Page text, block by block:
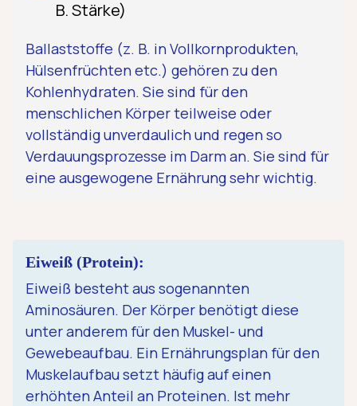
B. Stärke)
Ballaststoffe (z. B. in Vollkornprodukten,
Hülsenfrüchten etc.) gehören zu den
Kohlenhydraten. Sie sind für den
menschlichen Körper teilweise oder
vollständig unverdaulich und regen so
Verdauungsprozesse im Darm an. Sie sind für
eine ausgewogene Ernährung sehr wichtig.
Eiweiß (Protein):
Eiweiß besteht aus sogenannten
Aminosäuren. Der Körper benötigt diese
unter anderem für den Muskel- und
Gewebeaufbau. Ein Ernährungsplan für den
Muskelaufbau setzt häufig auf einen
erhöhten Anteil an Proteinen. Ist mehr